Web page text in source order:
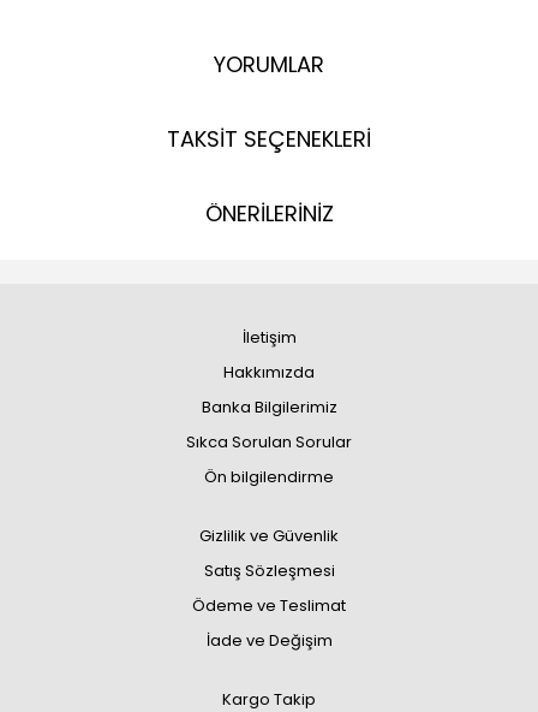
YORUMLAR
TAKSİT SEÇENEKLERİ
ÖNERİLERİNİZ
İletişim
Hakkımızda
Banka Bilgilerimiz
Sıkca Sorulan Sorular
Ön bilgilendirme
Gizlilik ve Güvenlik
Satış Sözleşmesi
Ödeme ve Teslimat
İade ve Değişim
Kargo Takip